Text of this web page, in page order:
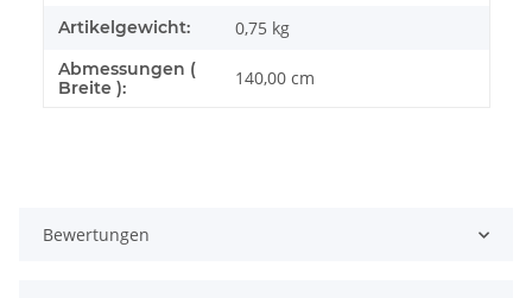
Artikelgewicht: 0,75 kg
Abmessungen (
Breite ):
140,00 cm
Bewertungen